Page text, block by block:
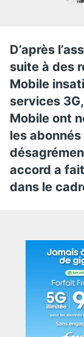
D’après
suite à des
Mobile
services
Mobile ont
les
accord a
dans le